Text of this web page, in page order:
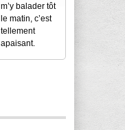
m’y balader tôt
le matin, c’est
tellement
apaisant.